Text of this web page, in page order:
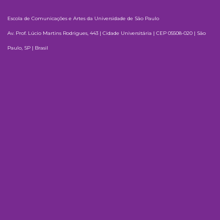
Escola de Comunicações e Artes da Universidade de São Paulo
Av. Prof. Lúcio Martins Rodrigues, 443 | Cidade Universitária | CEP 05508-020 | São
Paulo, SP | Brasil